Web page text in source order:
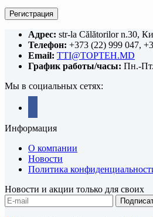
Регистрация
Адрес: str-la Călătorilor n.30,
Телефон: +373 (22) 999 047,
Email: TTI@TOPTEH.MD
График работы/часы: Пн.-
Мы в социальных сетях:
Информация
О компании
Новости
Политика
Новости и акции только для своих